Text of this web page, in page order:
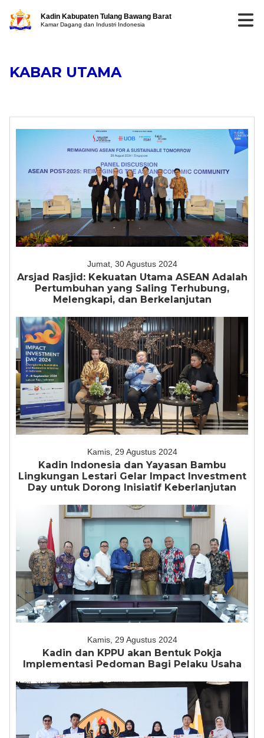
Kadin Kabupaten Tulang Bawang Barat
Kamar Dagang dan Industri Indonesia
KABAR UTAMA
Jumat, 30 Agustus 2024
Arsjad Rasjid: Kekuatan Utama ASEAN Adalah
Pertumbuhan yang Saling Terhubung,
Melengkapi, dan Berkelanjutan
Kamis, 29 Agustus 2024
Kadin Indonesia dan Yayasan Bambu
Lingkungan Lestari Gelar Impact Investment
Day untuk Dorong Inisiatif Keberlanjutan
Kamis, 29 Agustus 2024
Kadin dan KPPU akan Bentuk Pokja
Implementasi Pedoman Bagi Pelaku Usaha